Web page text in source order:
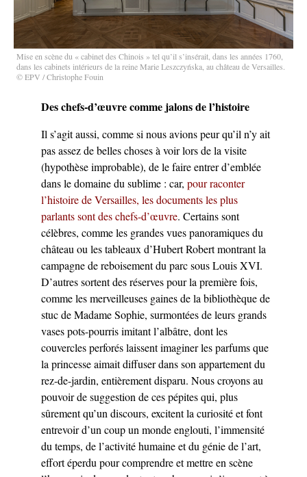
Mise en scène du « cabinet des Chinois » tel qu’il s’insérait, dans les années 1760,
dans les cabinets intérieurs de la reine Marie Leszczyńska, au château de Versailles.
© EPV / Christophe Fouin
Des chefs-d’œuvre comme jalons de l’histoire
Il s’agit aussi, comme si nous avions peur qu’il n’y ait
pas assez de belles choses à voir lors de la visite
(hypothèse improbable), de le faire entrer d’emblée
dans le domaine du sublime : car, pour raconter
l’histoire de Versailles, les documents les plus
parlants sont des chefs-d’œuvre. Certains sont
célèbres, comme les grandes vues panoramiques du
château ou les tableaux d’Hubert Robert montrant la
campagne de reboisement du parc sous Louis XVI.
D’autres sortent des réserves pour la première fois,
comme les merveilleuses gaines de la bibliothèque de
stuc de Madame Sophie, surmontées de leurs grands
vases pots-pourris imitant l’albâtre, dont les
couvercles perforés laissent imaginer les parfums que
la princesse aimait diffuser dans son appartement du
rez-de-jardin, entièrement disparu. Nous croyons au
pouvoir de suggestion de ces pépites qui, plus
sûrement qu’un discours, excitent la curiosité et font
entrevoir d’un coup un monde englouti, l’immensité
du temps, de l’activité humaine et du génie de l’art,
effort éperdu pour comprendre et mettre en scène